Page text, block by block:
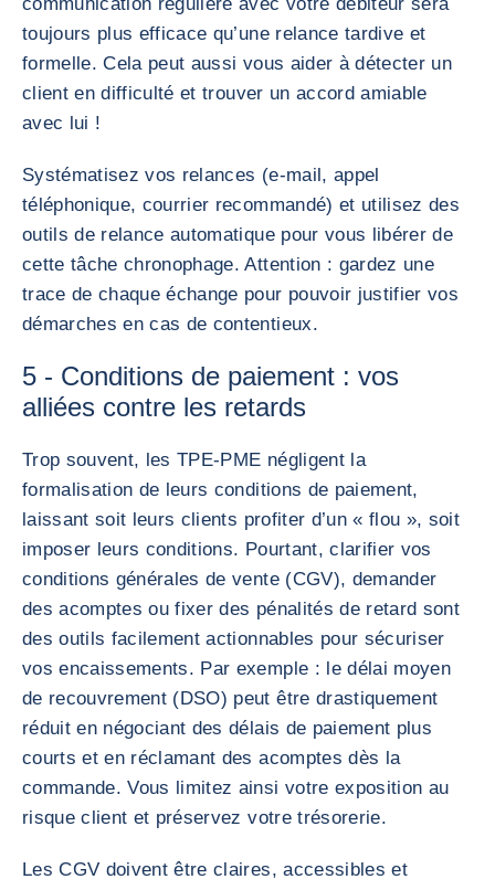
toujours plus efficace qu’une relance tardive et
formelle. Cela peut aussi vous aider à détecter un
client en difficulté et trouver un accord amiable
avec lui !
Systématisez vos relances (e-mail, appel
téléphonique, courrier recommandé) et utilisez des
outils de relance automatique pour vous libérer de
cette tâche chronophage. Attention : gardez une
trace de chaque échange pour pouvoir justifier vos
démarches en cas de contentieux.
5 - Conditions de paiement : vos
alliées contre les retards
Trop souvent, les TPE-PME négligent la
formalisation de leurs conditions de paiement,
laissant soit leurs clients profiter d’un « flou », soit
imposer leurs conditions. Pourtant, clarifier vos
conditions générales de vente (CGV), demander
des acomptes ou fixer des pénalités de retard sont
des outils facilement actionnables pour sécuriser
vos encaissements. Par exemple : le délai moyen
de recouvrement (DSO) peut être drastiquement
réduit en négociant des délais de paiement plus
courts et en réclamant des acomptes dès la
commande. Vous limitez ainsi votre exposition au
risque client et préservez votre trésorerie.
Les CGV doivent être claires, accessibles et